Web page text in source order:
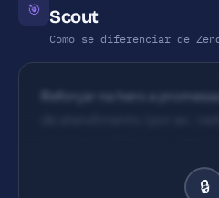
🎯
Scout
Como se diferenciar de
Reforçar na hero a
🔒